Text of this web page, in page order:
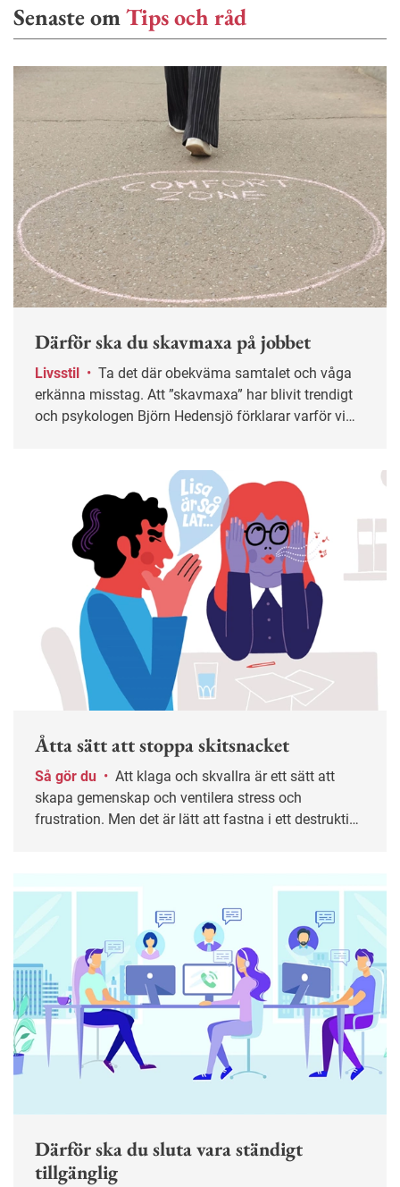
Senaste omTips och råd
Därför ska du skavmaxa på jobbet
Livsstil •
erkänna misstag. Att ”skavmaxa” har blivit trendigt
och psykologen Björn Hedensjö förklarar varför vi
Åtta sätt att stoppa skitsnacket
Så gör du •
skapa gemenskap och ventilera stress och
frustration. Men det är lätt att fastna i ett destruktivt
Därför ska du sluta vara ständigt
tillgänglig